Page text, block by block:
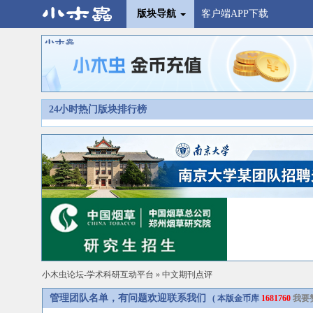
版块导航 客户端APP下载
24小时热门版块排行榜
小木虫论坛-学术科研互动平台 » 中文期刊点评
管理团队名单，有问题欢迎联系我们 ( 本版金币库 1681760 我要